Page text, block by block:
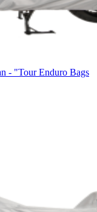
- "Tour Enduro Bags